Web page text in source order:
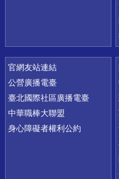
官網友站連結
公營廣播電臺
臺北國際社區廣播電臺
中華職棒大聯盟
身心障礙者權利公約